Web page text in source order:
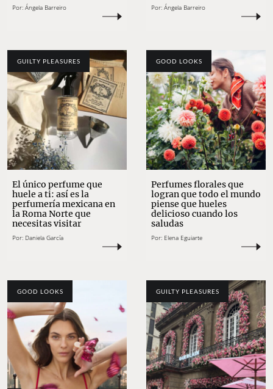
Por: Ángela Barreiro Por: Ángela Barreiro
GUILTY PLEASURES
El único perfume que
huele a ti: así es la
perfumería mexicana en
la Roma Norte que
necesitas visitar
Por: Daniela García
GOOD LOOKS
Perfumes florales que
logran que todo el mundo
piense que hueles
delicioso cuando los
saludas
Por: Elena Eguiarte
GOOD LOOKS GUILTY PLEASURES